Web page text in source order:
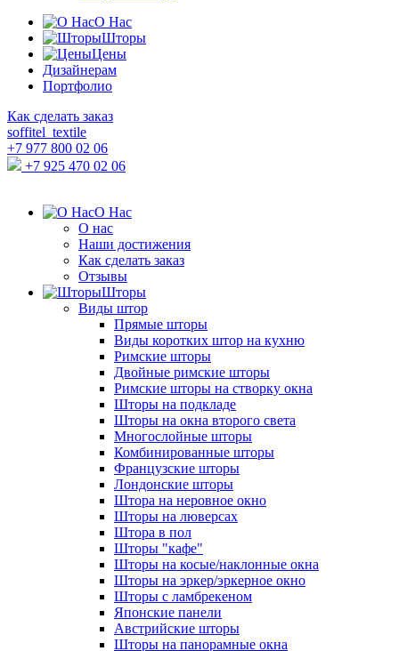
О Нас
Шторы
Цены
Дизайнерам
Портфолио
Как сделать заказ
soffitel_textile
+7 977 800 02 06
+7 925 470 02 06
О Нас
О нас
Наши достижения
Как сделать заказ
Отзывы
Шторы
Виды штор
Прямые шторы
Виды коротких штор на кухню
Римские шторы
Двойные римские шторы
Римские шторы на створку окна
Шторы на подкладе
Шторы на окна второго света
Многослойные шторы
Комбинированные шторы
Французские шторы
Лондонские шторы
Штора на неровное окно
Шторы на люверсах
Штора в пол
Шторы "кафе"
Шторы на косые/наклонные окна
Шторы на эркер/эркерное окно
Шторы с ламбрекеном
Японские панели
Австрийские шторы
Шторы на панорамные окна